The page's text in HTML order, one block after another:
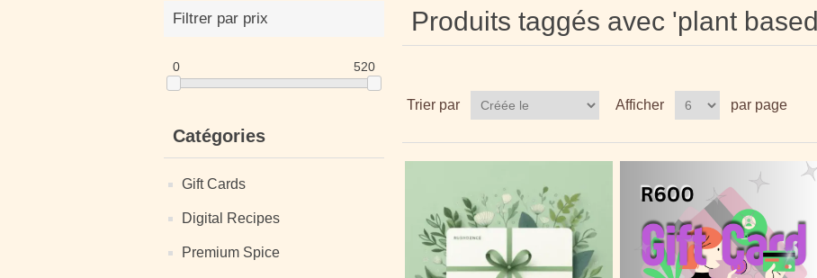
Filtrer par prix
0 520
Catégories
Gift Cards
Digital Recipes
Premium Spice
Produits taggés avec 'plant
Trier par Afficher par page